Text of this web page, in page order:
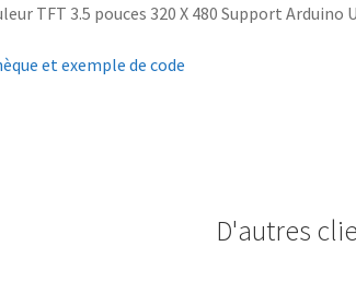
TFT 3.5 pouces 320 X 480 Support
et exemple de code
D'autres